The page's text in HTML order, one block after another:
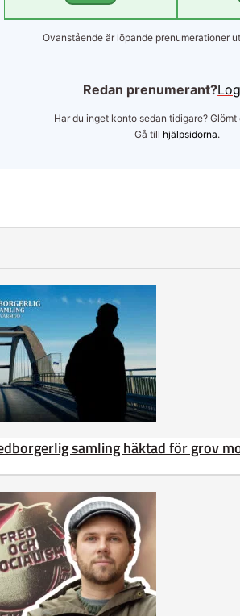
Ovanstående är löpande prenumerationer
Redan prenumerant?
Har du inget konto sedan tidigare?
Gå till hjälpsidorna.
samling häktad för grov